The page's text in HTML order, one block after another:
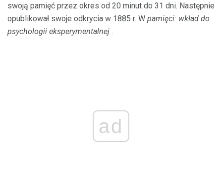
swoją pamięć przez okres od 20 minut do 31 dni. Następnie
opublikował swoje odkrycia w 1885 r. W pamięci: wkład do
psychologii eksperymentalnej .
ad